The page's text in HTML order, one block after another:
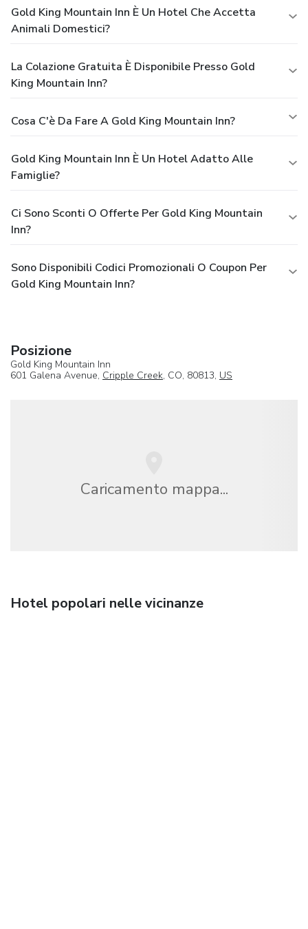
Gold King Mountain Inn È Un Hotel Che Accetta
Animali Domestici?
La Colazione Gratuita È Disponibile Presso Gold
King Mountain Inn?
Cosa C'è Da Fare A Gold King Mountain Inn?
Gold King Mountain Inn È Un Hotel Adatto Alle
Famiglie?
Ci Sono Sconti O Offerte Per Gold King Mountain
Inn?
Sono Disponibili Codici Promozionali O Coupon Per
Gold King Mountain Inn?
Posizione
Gold King Mountain Inn
601 Galena Avenue, Cripple Creek, CO, 80813, US
Caricamento mappa...
Hotel popolari nelle vicinanze